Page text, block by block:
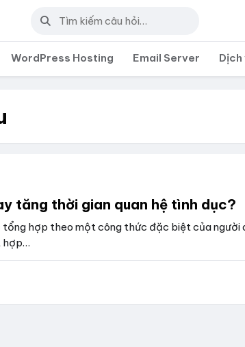
WordPress Hosting Email Server Dịch
tăng thời gian quan hệ tình dục?
hợp theo một công thức đặc biệt của người
hợp…